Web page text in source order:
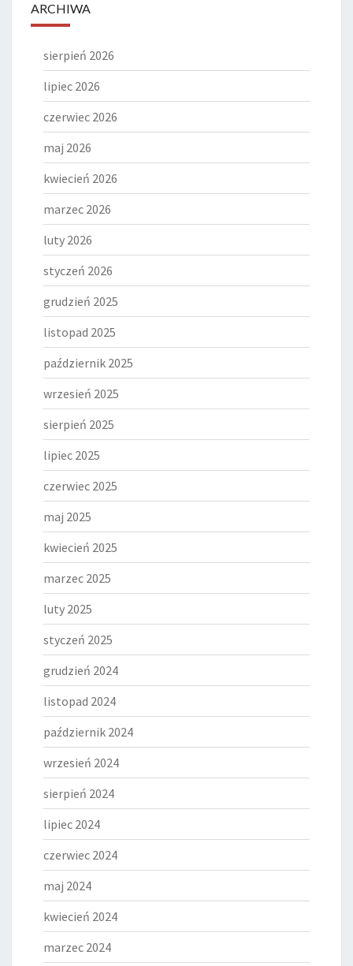
ARCHIWA
sierpień 2026
lipiec 2026
czerwiec 2026
maj 2026
kwiecień 2026
marzec 2026
luty 2026
styczeń 2026
grudzień 2025
listopad 2025
październik 2025
wrzesień 2025
sierpień 2025
lipiec 2025
czerwiec 2025
maj 2025
kwiecień 2025
marzec 2025
luty 2025
styczeń 2025
grudzień 2024
listopad 2024
październik 2024
wrzesień 2024
sierpień 2024
lipiec 2024
czerwiec 2024
maj 2024
kwiecień 2024
marzec 2024